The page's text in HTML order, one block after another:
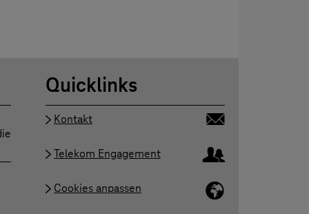
Quicklinks
Kontakt
Telekom Engagement
Cookies anpassen